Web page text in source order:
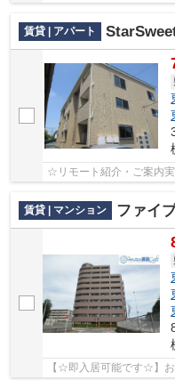
賃貸 | アパート
☆リモート紹介・ご案内
賃貸 | マンション ファイ
【☆即入居可能です☆】